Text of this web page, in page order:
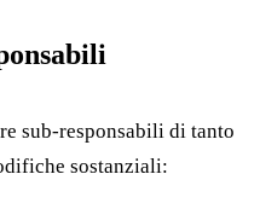
sub-responsabili di tanto
sostanziali: